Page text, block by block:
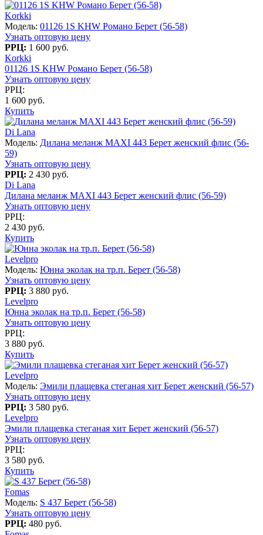
Korkki
Модель: 01126 1S KHW Романо Берет (56-58)
Узнать оптовую цену
РРЦ: 1 600 руб.
Korkki
01126 1S KHW Романо Берет (56-58)
Узнать оптовую цену
РРЦ:
1 600 руб.
Купить
Di Lana
Модель: Дилана меланж MAXI 443 Берет женский флис (56-
59)
Узнать оптовую цену
РРЦ: 2 430 руб.
Di Lana
Дилана меланж MAXI 443 Берет женский флис (56-59)
Узнать оптовую цену
РРЦ:
2 430 руб.
Купить
Levelpro
Модель: Юнна эколак на тр.п. Берет (56-58)
Узнать оптовую цену
РРЦ: 3 880 руб.
Levelpro
Юнна эколак на тр.п. Берет (56-58)
Узнать оптовую цену
РРЦ:
3 880 руб.
Купить
Levelpro
Модель: Эмили плащевка стеганая хит Берет женский (56-57)
Узнать оптовую цену
РРЦ: 3 580 руб.
Levelpro
Эмили плащевка стеганая хит Берет женский (56-57)
Узнать оптовую цену
РРЦ:
3 580 руб.
Купить
Fomas
Модель: S 437 Берет (56-58)
Узнать оптовую цену
РРЦ: 480 руб.